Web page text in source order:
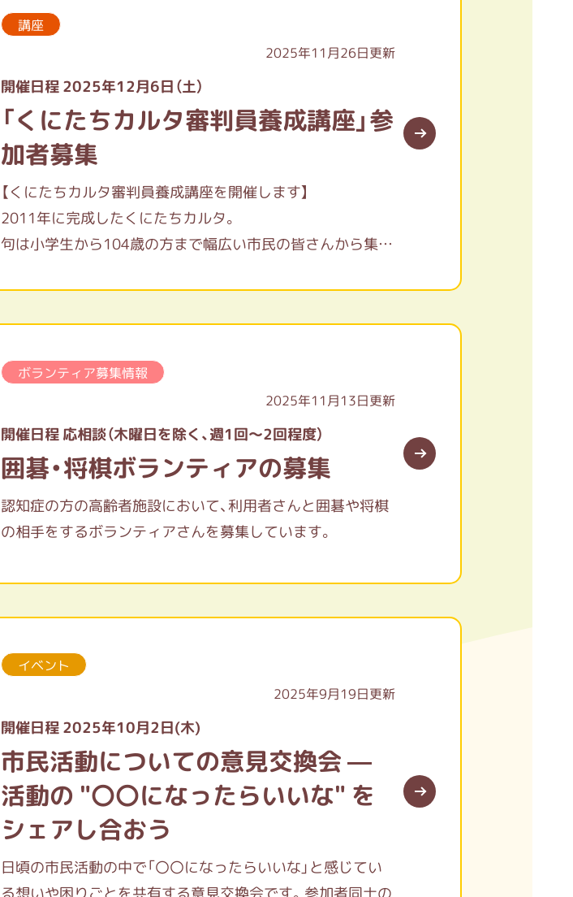
新年1月5日より始まりますので、どうぞよろしくお願いいた
します。
良い年をお迎えください。
講座
2025年11月26日更新
開催日程 2025年12月6日（土）
「くにたちカルタ審判員養成講座」参
加者募集
【くにたちカルタ審判員養成講座を開催します】
2011年に完成したくにたちカルタ。
句は小学生から104歳の方まで幅広い市民の皆さんから集ま
46句を選び、絵札は国立市にゆかりのあるプロの方や絵の上
手な中学生に、一人一枚ボランティアで描いていただいた、
長く遊んで、国立のまちを知り、くにたちを好きになって欲
しいと、競技カルタやカルタの詠まれた場所を歩く街歩きな
ども実施しています。
子どもたちが真剣に取り組む競技カルタやカルタを広めるイ
ベントで、一緒に活動してくれる仲間を募集しています。
カルタの公式ルールを学んで、地域参加してみませんか？
ボランティア募集情報
2025年11月13日更新
開催日程 応相談（木曜日を除く、週1回～2回程度）
囲碁・将棋ボランティアの募集
認知症の方の高齢者施設において、利用者さんと囲碁や将棋
の相手をするボランティアさんを募集しています。
イベント
2025年9月19日更新
開催日程 2025年10月2日(木)
市民活動についての意見交換会 —
活動の "〇〇になったらいいな" を
シェアし合おう
日頃の市民活動の中で「〇〇になったらいいな」と感じてい
る想いや困りごとを共有する意見交換会です。参加者同士の